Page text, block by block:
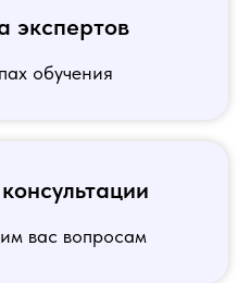
экспертов
обучения
вас вопросам